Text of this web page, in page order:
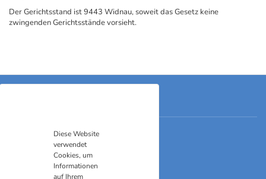
Der Gerichtsstand ist 9443 Widnau, soweit das Gesetz keine
zwingenden Gerichtsstände vorsieht.
Skills-Shop Umgang mit Gefühlen
Grenzstrasse 6
9430 St. Margrethen
071 511 30 04
order@skills-shop.ch
Diese Website
verwendet
Cookies, um
Informationen
auf Ihrem